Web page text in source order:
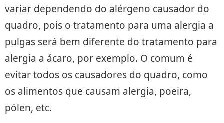
variar dependendo do alérgeno causador do
quadro, pois o tratamento para uma alergia a
pulgas será bem diferente do tratamento para
alergia a ácaro, por exemplo. O comum é
evitar todos os causadores do quadro, como
os alimentos que causam alergia, poeira,
pólen, etc.